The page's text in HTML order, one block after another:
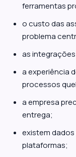
ferramentas
o custo das
problema
as
a experiência
processos
a empresa
entrega;
existem
plataformas;